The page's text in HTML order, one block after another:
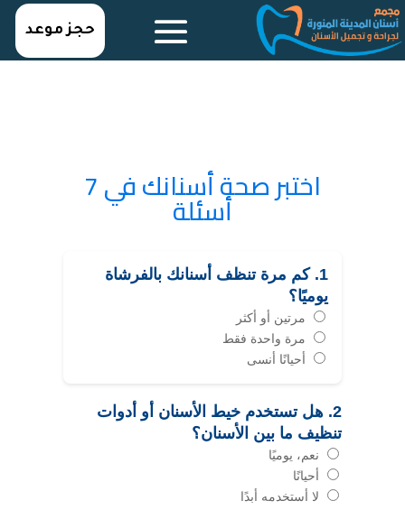
حجز موعد
اختبر صحة أسنانك في 7
أسئلة
1. كم مرة تنظف أسنانك بالفرشاة
يوميًا؟
مرتين أو أكثر
مرة واحدة فقط
أحيانًا أنسى
2. هل تستخدم خيط الأسنان أو أدوات
تنظيف ما بين الأسنان؟
نعم، يوميًا
أحيانًا
لا أستخدمه أبدًا